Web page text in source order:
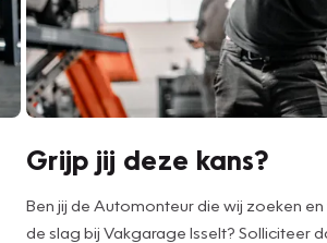
Grijp jij deze kans?
Ben jij de Automonteur die wij zoeken
de slag bij Vakgarage Isselt? Solliciteer